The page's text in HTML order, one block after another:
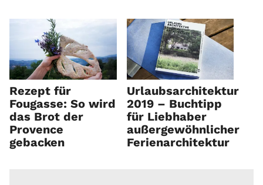
Rezept für
Fougasse: So wird
das Brot der
Provence
gebacken
Urlaubsarchitektur
2019 – Buchtipp
für Liebhaber
außergewöhnlicher
Ferienarchitektur